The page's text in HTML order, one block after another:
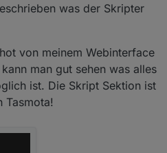
was der Skripter
von meinem Webinterface
man gut sehen was alles
ist. Die Skript Sektion ist
Tasmota!